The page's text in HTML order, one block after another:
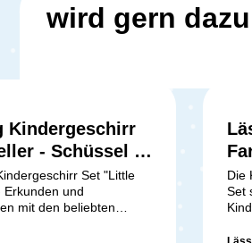
wird gern
Kindergeschirr
- Schüssel -
- Löffel) - Little
Rabbit
Set "Little
Erkunden und
mit den beliebten
LÄSSIG
Set "Little Mateys"
Die
Set